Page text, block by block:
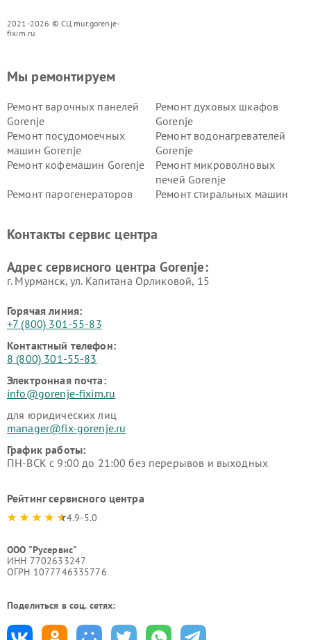
2021-2026 © СЦ mur.gorenje-
fixim.ru
Мы ремонтируем
Ремонт варочных панелей
Gorenje
Ремонт духовых шкафов
Gorenje
Ремонт посудомоечных
машин Gorenje
Ремонт водонагревателей
Gorenje
Ремонт кофемашин Gorenje
Ремонт микроволновых
печей Gorenje
Ремонт парогенераторов
Ремонт стиральных машин
Контакты сервис центра
Адрес сервисного центра Gorenje:
г. Мурманск, ул. Капитана Орликовой, 15
Горячая линия:
+7 (800) 301-55-83
Контактный телефон:
8 (800) 301-55-83
Электронная почта:
info@gorenje-fixim.ru
для юридических лиц
manager@fix-gorenje.ru
График работы:
ПН-ВСК с 9:00 до 21:00 без перерывов и выходных
Рейтинг сервисного центра
4.9-5.0
ООО "Русервис"
ИНН 7702633247
ОГРН 1077746335776
Поделиться в соц. сетях: